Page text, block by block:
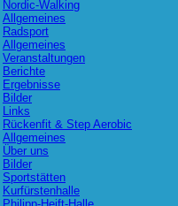
Nordic-Walking
Allgemeines
Radsport
Allgemeines
Veranstaltungen
Berichte
Ergebnisse
Bilder
Links
Rückenfit & Step Aerobic
Allgemeines
Über uns
Bilder
Sportstätten
Kurfürstenhalle